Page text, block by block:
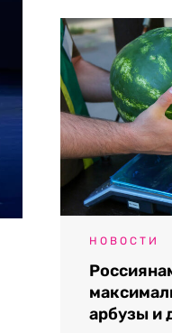
НОВОСТИ
арбузы и